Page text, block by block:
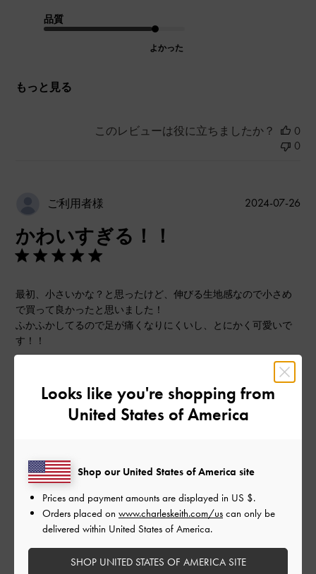
品質
よかった
もっと見る
このレビューは役に立ちましたか？
0
0
ご利用者様
かわいすぎる！！
最初、小さいかな？と思ったけど、伸びる生地感なので小さめ
で買って良かったと思いました！
ふかふかしてるので足が痛くなりにくいし、とにかく可愛いで
す！！
デザイン
とてもよかった
とてもよかった
もっと見る
公
2024-07-26
このレビューは役に立ちましたか？
Looks like you're shopping from
United States of America
Shop our United States of America site
Prices and payment amounts are displayed in US $.
Orders placed on www.charleskeith.com/us can only be
delivered within United States of America.
SHOP UNITED STATES OF AMERICA SITE